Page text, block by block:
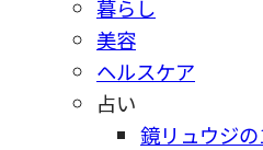
暮らし
美容
ヘルスケア
占い
鏡リュウジ